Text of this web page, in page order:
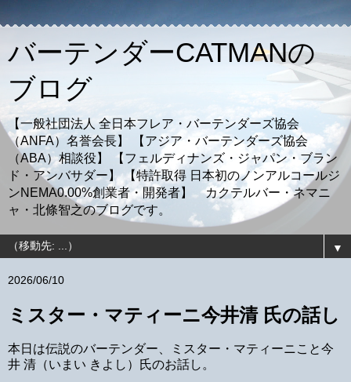
バーテンダーCATMANの
ブログ
【一般社団法人 全日本フレア・バーテンダーズ協会
（ANFA）名誉会長】 【アジア・バーテンダーズ協会
（ABA）相談役】 【フェルディナンズ・ジャパン・ブラン
ド・アンバサダー】 【特許取得 日本初のノンアルコールジ
ンNEMA0.00%創業者・開発者】 カクテルバー・ネマニ
ャ・北條智之のブログです。
▼
2026/06/10
ミスター・マティーニ今井清 氏の話し
本日は伝説のバーテンダー、ミスター・マティーニこと今
井 清（いまい きよし）氏のお話し。